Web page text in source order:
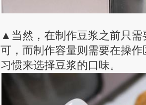
▲当然，在制作豆浆之前只
可，而制作容量则需要在操
习惯来选择豆浆的口味。